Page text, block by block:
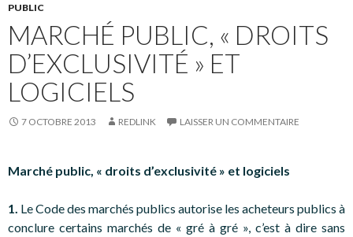
PUBLIC
MARCHÉ PUBLIC, « DROITS
D’EXCLUSIVITÉ » ET
LOGICIELS
7 OCTOBRE 2013 REDLINK LAISSER UN COMMENTAIRE
Marché public, « droits d’exclusivité » et logiciels
1. Le Code des marchés publics autorise les acheteurs publics à
conclure certains marchés de « gré à gré », c’est à dire sans